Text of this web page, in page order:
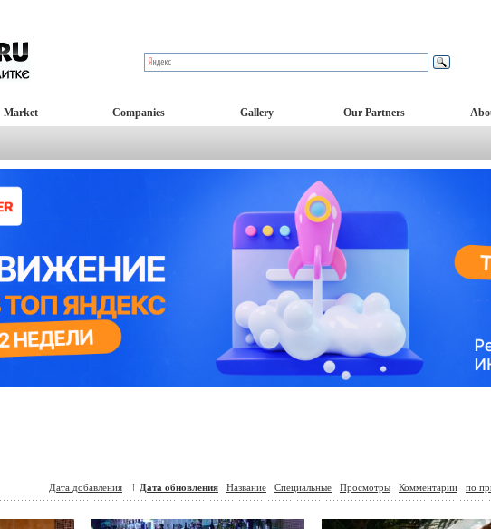
Market Companies Gallery Our Partners
Дата добавления ↑ Дата обновления Название Специальные Просмотры Комментарии по